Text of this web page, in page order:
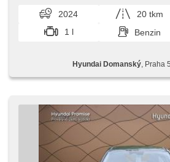
Leuchten, digitální příjem rádia
hands free, isofix, Klimaanlage,
Multifunktionslenkrad, Notbremsung
Servolenkung,
Kopflehnen, Heckscheibenwischer,
2024 20 tkm
1 l
Benzin
Hyundai Domanský, Praha